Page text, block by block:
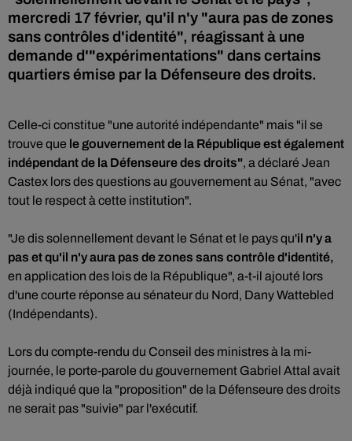
mercredi 17 février, qu'il n'y "aura pas de zones
sans contrôles d'identité", réagissant à une
demande d'"expérimentations" dans certains
quartiers émise par la Défenseure des droits.
Celle-ci constitue "une autorité indépendante" mais "il se
trouve que le gouvernement de la République est également
indépendant de la Défenseure des droits", a déclaré Jean
Castex lors des questions au gouvernement au Sénat, "avec
tout le respect à cette institution".
"Je dis solennellement devant le Sénat et le pays qu'il n'y a
pas et qu'il n'y aura pas de zones sans contrôle d'identité,
en application des lois de la République", a-t-il ajouté lors
d'une courte réponse au sénateur du Nord, Dany Wattebled
(Indépendants).
Lors du compte-rendu du Conseil des ministres à la mi-
journée, le porte-parole du gouvernement Gabriel Attal avait
déjà indiqué que la "proposition" de la Défenseure des droits
ne serait pas "suivie" par l'exécutif.